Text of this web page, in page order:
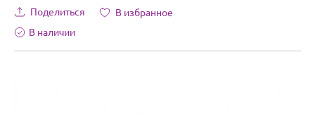
Поделиться
В избранное
В наличии